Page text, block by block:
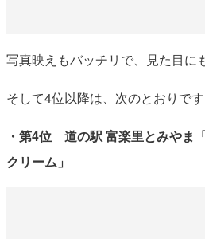
写真映えもバッチリで、見た目に
そして4位以降は、次のとおりです
・第4位 道の駅 富楽里とみやま
クリーム」